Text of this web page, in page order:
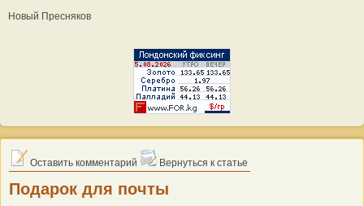
Новый Пресняков
Оставить комментарий Вернуться к статье
Подарок для почты